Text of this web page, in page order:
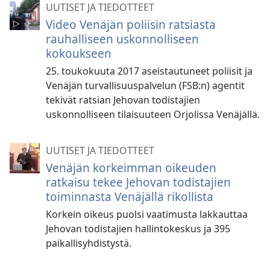
UUTISET JA TIEDOTTEET
Video Venäjän poliisin ratsiasta
rauhalliseen uskonnolliseen
kokoukseen
25. toukokuuta 2017 aseistautuneet poliisit ja
Venäjän turvallisuuspalvelun (FSB:n) agentit
tekivät ratsian Jehovan todistajien
uskonnolliseen tilaisuuteen Orjolissa Venäjällä.
UUTISET JA TIEDOTTEET
Venäjän korkeimman oikeuden
ratkaisu tekee Jehovan todistajien
toiminnasta Venäjällä rikollista
Korkein oikeus puolsi vaatimusta lakkauttaa
Jehovan todistajien hallintokeskus ja 395
paikallisyhdistystä.